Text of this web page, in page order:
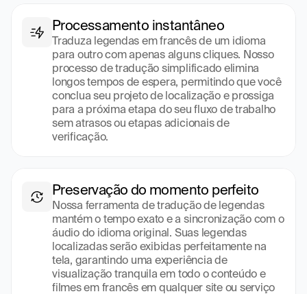
Processamento instantâneo
Traduza legendas em francês de um idioma
para outro com apenas alguns cliques. Nosso
processo de tradução simplificado elimina
longos tempos de espera, permitindo que você
conclua seu projeto de localização e prossiga
para a próxima etapa do seu fluxo de trabalho
sem atrasos ou etapas adicionais de
verificação.
Preservação do momento perfeito
Nossa ferramenta de tradução de legendas
mantém o tempo exato e a sincronização com o
áudio do idioma original. Suas legendas
localizadas serão exibidas perfeitamente na
tela, garantindo uma experiência de
visualização tranquila em todo o conteúdo e
filmes em francês em qualquer site ou serviço